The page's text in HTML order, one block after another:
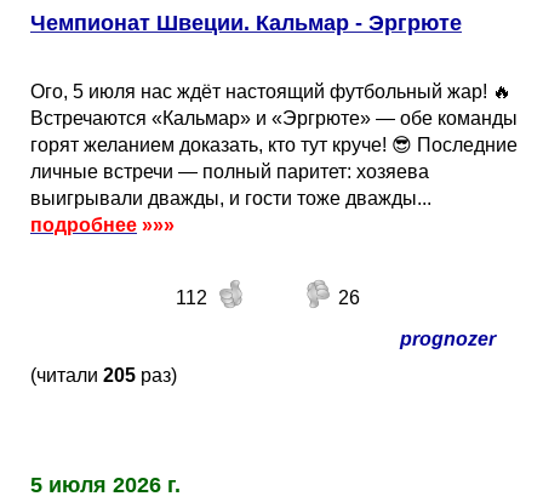
Отзывы
Новости
Партнёрка
RSS
Платные
Статистика
Чемпионатов
Серии
Еврокубки
Лига Чемпионов
Лига Европы
Чемпионат Европы
►
Инструменты
Поиск команд
Telegram Bot
Telegram Bot
Чемпионат Швеции. Кальмар - Эргрюте
Ого, 5 июля нас ждёт настоящий футбольный жар! 🔥
Встречаются «Кальмар» и «Эргрюте» — обе команды
горят желанием доказать, кто тут круче! 😎 Последние
личные встречи — полный паритет: хозяева
выигрывали дважды, и гости тоже дважды...
подробнее »»»
112
26
prognozer
(читали 205 раз)
5 июля 2026 г.